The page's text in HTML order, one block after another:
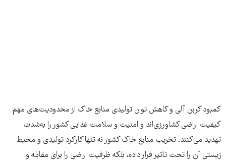
کمبود کربن آلی و کاهش توان تولیدی منابع خاک از محدودیت‌های مهم
کیفیت اراضی کشاورزی‌اند و امنیت و سلامت غذایی کشور را به‌شدت
تهدید می‌کنند. تخریب منابع خاک کشور نه تنها کارکرد تولیدی و محیط
زیستی آن را تحت تاثیر قرار داده، بلکه ظرفیت اراضی را برای مقابله و